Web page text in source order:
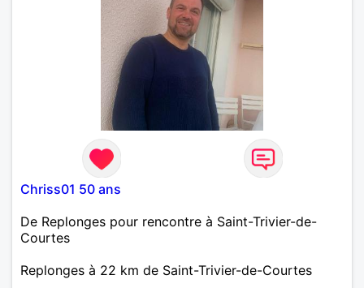
Chriss01 50 ans
De Replonges pour rencontre à Saint-Trivier-de-
Courtes
Replonges à 22 km de Saint-Trivier-de-Courtes